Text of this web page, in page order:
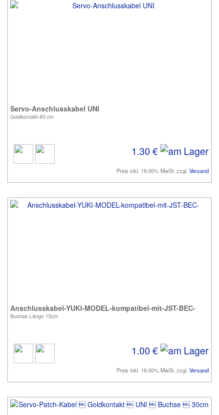
Servo-Anschlusskabel UNI
Goldkontakt-60 cm
1.30 €
Preis inkl. 19.00% MwSt. zzgl. Versand
Anschlusskabel-YUKI-MODEL-kompatibel-mit-JST-BEC-
Buchse-Länge 15cm
1.00 €
Preis inkl. 19.00% MwSt. zzgl. Versand